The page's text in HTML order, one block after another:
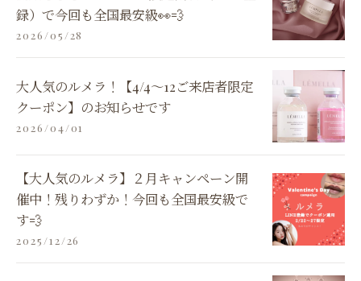
録）で今回も全国最安級👀💨
2026/05/28
大人気のルメラ！【4/4～12ご来店者限定
クーポン】のお知らせです
2026/04/01
【大人気のルメラ】２月キャンペーン開
催中！残りわずか！今回も全国最安級で
す💨
2025/12/26